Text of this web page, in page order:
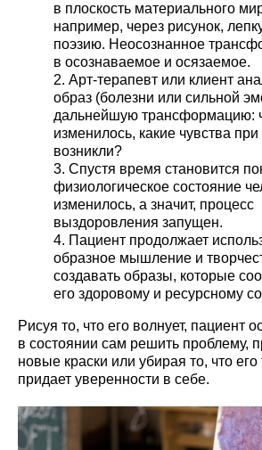
в плоскость материального
например, через рисунок,
поэзию. Неосознанное
в осознаваемое и осязаемое.
Арт-терапевт или клиент
образ (болезни или сильной
дальнейшую трансформацию:
изменилось, какие чувства при
возникли?
Спустя время становится
физиологическое состояние
изменилось, а значит, процесс
выздоровления запущен.
Пациент продолжает
образное мышление и
создавать образы, которые
его здоровому и ресурсному
Рисуя то, что его волнует, пациент
в состоянии сам решить проблему,
новые краски или убирая то, что
придает уверенности в себе.